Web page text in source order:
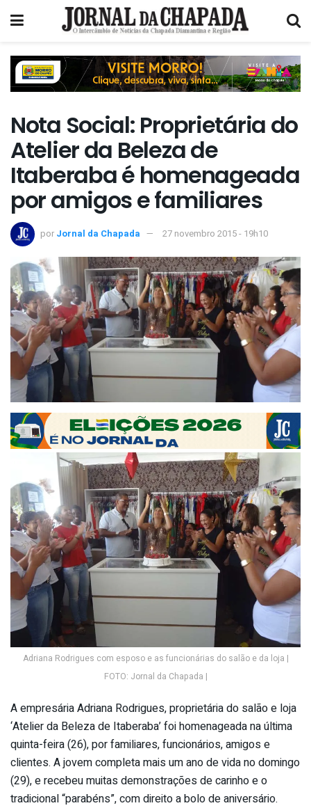
Nota Social: Proprietária do
Atelier da Beleza de
Itaberaba é homenageada
por amigos e familiares
por Jornal da Chapada 27 novembro 2015 - 19h10
Adriana Rodrigues com esposo e as funcionárias do salão e da loja |
FOTO: Jornal da Chapada |
A empresária Adriana Rodrigues, proprietária do salão e loja
‘Atelier da Beleza de Itaberaba’ foi homenageada na última
quinta-feira (26), por familiares, funcionários, amigos e
clientes. A jovem completa mais um ano de vida no domingo
(29), e recebeu muitas demonstrações de carinho e o
tradicional “parabéns”, com direito a bolo de aniversário.